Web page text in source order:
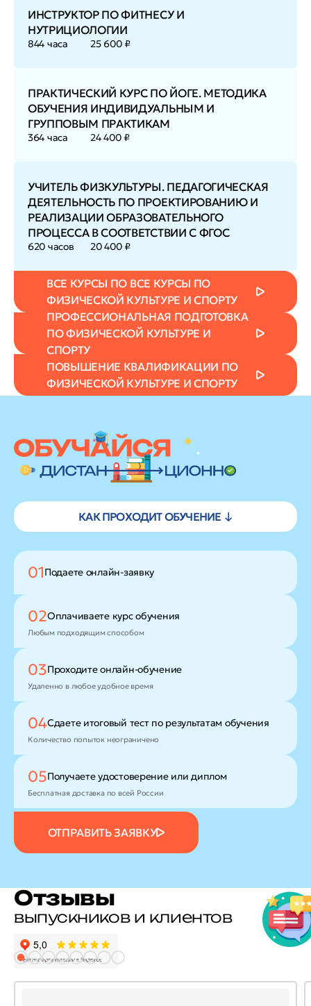
ИНСТРУКТОР ПО ФИТНЕСУ И
НУТРИЦИОЛОГИИ
844 часа 25 600 ₽
ПРАКТИЧЕСКИЙ КУРС ПО ЙОГЕ. МЕТОДИКА
ОБУЧЕНИЯ ИНДИВИДУАЛЬНЫМ И
ГРУППОВЫМ ПРАКТИКАМ
364 часа 24 400 ₽
УЧИТЕЛЬ ФИЗКУЛЬТУРЫ. ПЕДАГОГИЧЕСКАЯ
ДЕЯТЕЛЬНОСТЬ ПО ПРОЕКТИРОВАНИЮ И
РЕАЛИЗАЦИИ ОБРАЗОВАТЕЛЬНОГО
ПРОЦЕССА В СООТВЕТСТВИИ С ФГОС
620 часов 20 400 ₽
ВСЕ КУРСЫ ПО ВСЕ КУРСЫ ПО
ФИЗИЧЕСКОЙ КУЛЬТУРЕ И СПОРТУ
ПРОФЕССИОНАЛЬНАЯ ПОДГОТОВКА
ПО ФИЗИЧЕСКОЙ КУЛЬТУРЕ И
СПОРТУ
ПОВЫШЕНИЕ КВАЛИФИКАЦИИ ПО
ФИЗИЧЕСКОЙ КУЛЬТУРЕ И СПОРТУ
КАК ПРОХОДИТ ОБУЧЕНИЕ ↓
01Подаете онлайн-заявку
ОТПРАВИТЬ ЗАЯВКУ
02Оплачиваете курс обучения
Любым подходящим способом
03Проходитеонлайн-обучение
Удаленно в любое удобное время
04Сдаете итоговый тест по результатам обучения
Количество попыток неограничено
05Получаете удостоверение или диплом
Бесплатная доставка по всей России
Отзывы
выпускников и клиентов